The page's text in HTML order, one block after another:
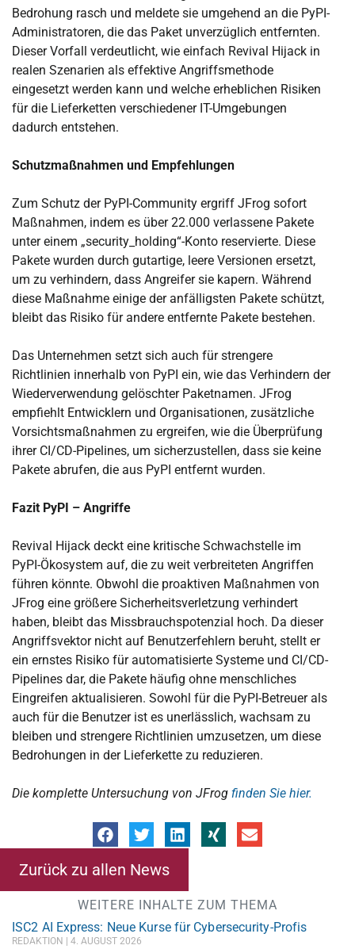
Bedrohung rasch und meldete sie umgehend an die PyPI-
Administratoren, die das Paket unverzüglich entfernten.
Dieser Vorfall verdeutlicht, wie einfach Revival Hijack in
realen Szenarien als effektive Angriffsmethode
eingesetzt werden kann und welche erheblichen Risiken
für die Lieferketten verschiedener IT-Umgebungen
dadurch entstehen.
Schutzmaßnahmen und Empfehlungen
Zum Schutz der PyPI-Community ergriff JFrog sofort
Maßnahmen, indem es über 22.000 verlassene Pakete
unter einem „security_holding“-Konto reservierte. Diese
Pakete wurden durch gutartige, leere Versionen ersetzt,
um zu verhindern, dass Angreifer sie kapern. Während
diese Maßnahme einige der anfälligsten Pakete schützt,
bleibt das Risiko für andere entfernte Pakete bestehen.
Das Unternehmen setzt sich auch für strengere
Richtlinien innerhalb von PyPI ein, wie das Verhindern der
Wiederverwendung gelöschter Paketnamen. JFrog
empfiehlt Entwicklern und Organisationen, zusätzliche
Vorsichtsmaßnahmen zu ergreifen, wie die Überprüfung
ihrer CI/CD-Pipelines, um sicherzustellen, dass sie keine
Pakete abrufen, die aus PyPI entfernt wurden.
Fazit PyPI – Angriffe
Revival Hijack deckt eine kritische Schwachstelle im
PyPI-Ökosystem auf, die zu weit verbreiteten Angriffen
führen könnte. Obwohl die proaktiven Maßnahmen von
JFrog eine größere Sicherheitsverletzung verhindert
haben, bleibt das Missbrauchspotenzial hoch. Da dieser
Angriffsvektor nicht auf Benutzerfehlern beruht, stellt er
ein ernstes Risiko für automatisierte Systeme und CI/CD-
Pipelines dar, die Pakete häufig ohne menschliches
Eingreifen aktualisieren. Sowohl für die PyPI-Betreuer als
auch für die Benutzer ist es unerlässlich, wachsam zu
bleiben und strengere Richtlinien umzusetzen, um diese
Bedrohungen in der Lieferkette zu reduzieren.
Die komplette Untersuchung von JFrog finden Sie hier.
Zurück zu allen News
WEITERE INHALTE ZUM THEMA
ISC2 AI Express: Neue Kurse für Cybersecurity-Profis
REDAKTION 4. AUGUST 2026